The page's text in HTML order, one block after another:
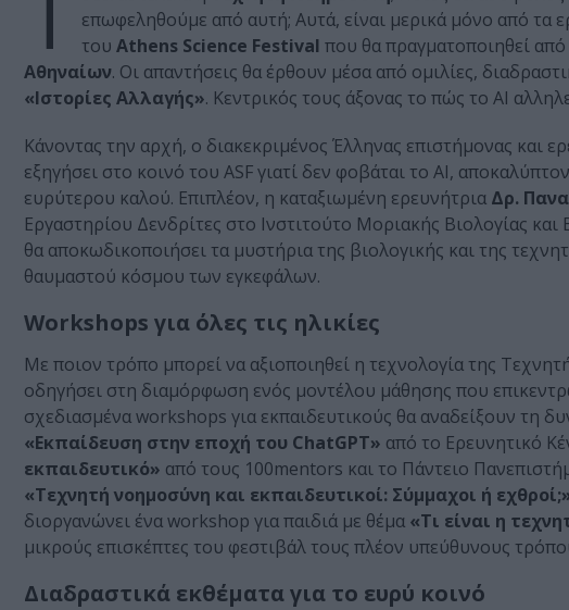
επωφεληθούμε από αυτή; Αυτά, είναι μερικά μόνο από τα
του Athens Science Festival που θα πραγματοποιηθεί από
Αθηναίων. Οι απαντήσεις θα έρθουν μέσα από ομιλίες,
«Ιστορίες Αλλαγής». Κεντρικός τους άξονας το πώς το ΑΙ
Κάνοντας την αρχή, ο διακεκριμένος Έλληνας επιστήμονας και
εξηγήσει στο κοινό του ASF γιατί δεν φοβάται το ΑΙ,
ευρύτερου καλού. Επιπλέον, η καταξιωμένη ερευνήτρια Δρ.
Εργαστηρίου Δενδρίτες στο Ινστιτούτο Μοριακής Βιολογίας
θα αποκωδικοποιήσει τα μυστήρια της βιολογικής και της
θαυμαστού κόσμου των εγκεφάλων.
Workshops για όλες τις ηλικίες
Με ποιον τρόπο μπορεί να αξιοποιηθεί η τεχνολογία της
οδηγήσει στη διαμόρφωση ενός μοντέλου μάθησης που
σχεδιασμένα workshops για εκπαιδευτικούς θα αναδείξουν τη
«Εκπαίδευση στην εποχή του ChatGPT» από το Ερευνητικό
εκπαιδευτικό» από τους 100mentors και το Πάντειο
«Τεχνητή νοημοσύνη και εκπαιδευτικοί: Σύμμαχοι ή
διοργανώνει ένα workshop για παιδιά με θέμα «Τι είναι η
μικρούς επισκέπτες του φεστιβάλ τους πλέον υπεύθυνους
Διαδραστικά εκθέματα για το ευρύ κοινό